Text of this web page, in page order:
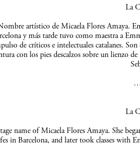
La
artístico de Micaela Flores Amaya.
y más tarde tuvo como maestra a
de críticos e intelectuales catalanes.
con los pies descalzos sobre un lienzo
La
name of Micaela Flores Amaya. She
in Barcelona, and later took classes with